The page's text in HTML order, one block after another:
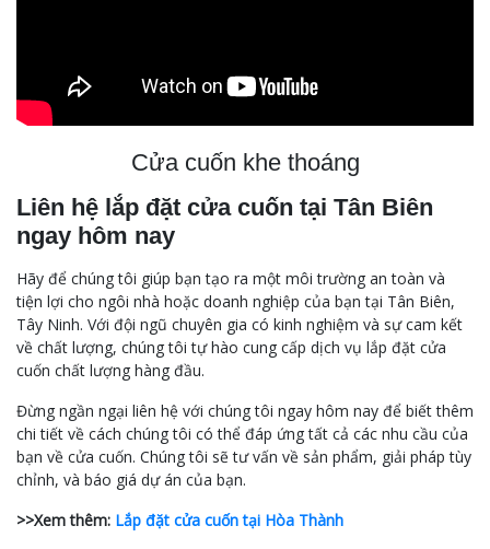
Cửa cuốn khe thoáng
Liên hệ lắp đặt cửa cuốn tại Tân Biên
ngay hôm nay
Hãy để chúng tôi giúp bạn tạo ra một môi trường an toàn và
tiện lợi cho ngôi nhà hoặc doanh nghiệp của bạn tại Tân Biên,
Tây Ninh. Với đội ngũ chuyên gia có kinh nghiệm và sự cam kết
về chất lượng, chúng tôi tự hào cung cấp dịch vụ lắp đặt cửa
cuốn chất lượng hàng đầu.
Đừng ngần ngại liên hệ với chúng tôi ngay hôm nay để biết thêm
chi tiết về cách chúng tôi có thể đáp ứng tất cả các nhu cầu của
bạn về cửa cuốn. Chúng tôi sẽ tư vấn về sản phẩm, giải pháp tùy
chỉnh, và báo giá dự án của bạn.
>>Xem thêm: Lắp đặt cửa cuốn tại Hòa Thành